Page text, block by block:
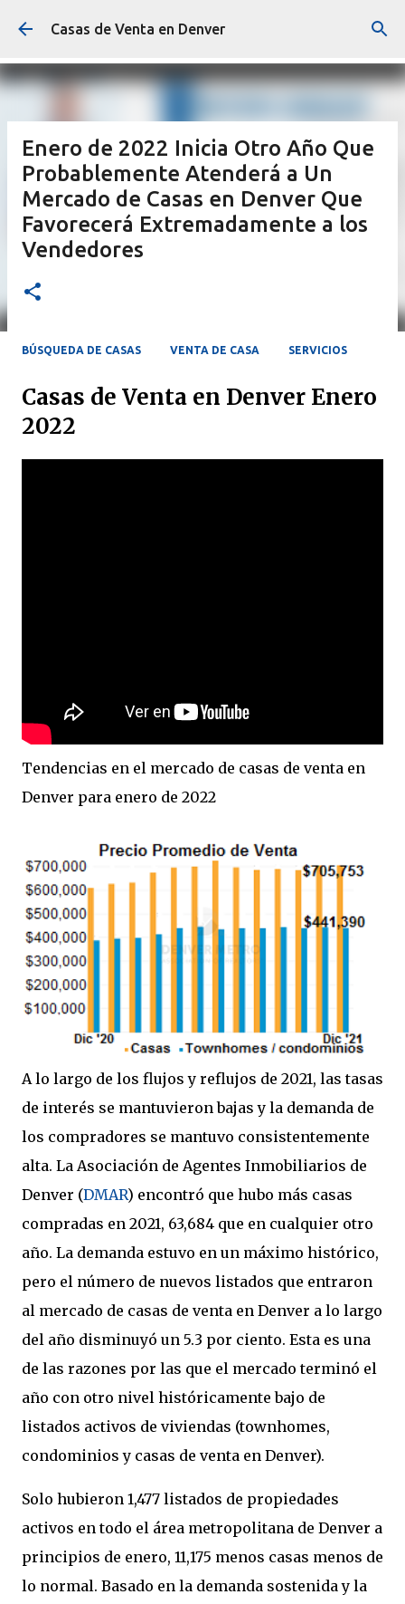
Ir al contenido principal
Casas de Venta en Denver
Enero de 2022 Inicia Otro Año Que
Probablemente Atenderá a Un
Mercado de Casas en Denver Que
Favorecerá Extremadamente a los
Vendedores
BÚSQUEDA DE CASAS VENTA DE CASA SERVICIOS
Casas de Venta en Denver Enero
2022
Tendencias en el mercado de casas de venta en
Denver para enero de 2022
A lo largo de los flujos y reflujos de 2021, las tasas
de interés se mantuvieron bajas y la demanda de
los compradores se mantuvo consistentemente
alta. La Asociación de Agentes Inmobiliarios de
Denver (DMAR) encontró que hubo más casas
compradas en 2021, 63,684 que en cualquier otro
año. La demanda estuvo en un máximo histórico,
pero el número de nuevos listados que entraron
al mercado de casas de venta en Denver a lo largo
del año disminuyó un 5.3 por ciento. Esta es una
de las razones por las que el mercado terminó el
año con otro nivel históricamente bajo de
listados activos de viviendas (townhomes,
condominios y casas de venta en Denver).
Solo hubieron 1,477 listados de propiedades
activos en todo el área metropolitana de Denver a
principios de enero, 11,175 menos casas menos de
lo normal. Basado en la demanda sostenida y la